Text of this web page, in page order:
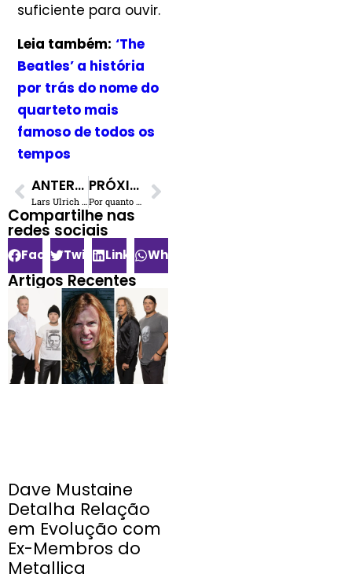
suficiente para ouvir.
Leia também: ‘The
Beatles’ a história
por trás do nome do
quarteto mais
famoso de todos os
tempos
ANTERIOR
Lars Ulrich se recusou a dar aulas de bateria para seus filhos, admite Myles Ulrich
PRÓXIMO
Por quanto os artistas estão vendendo seus catálogos anteriores?
Compartilhe nas
redes sociais​
FacebookTwitterLinkedInWhatsApp
Artigos Recentes
Dave Mustaine
Detalha Relação
em Evolução com
Ex-Membros do
Metallica